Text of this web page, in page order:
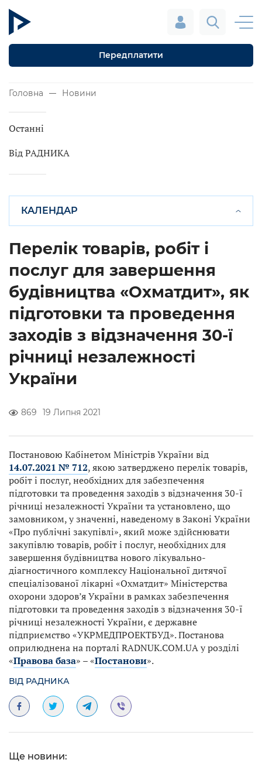
Передплатити
Головна Новини
Останні
Від РАДНИКА
КАЛЕНДАР
Перелік товарів, робіт і
послуг для завершення
будівництва «Охматдит», як
підготовки та проведення
заходів з відзначення 30-ї
річниці незалежності
України
869 19 Липня 2021
Постановою Кабінетом Міністрів України від
14.07.2021 № 712, якою затверджено перелік товарів,
робіт і послуг, необхідних для забезпечення
підготовки та проведення заходів з відзначення 30-ї
річниці незалежності України та установлено, що
замовником, у значенні, наведеному в Законі України
«Про публічні закупівлі», який може здійснювати
закупівлю товарів, робіт і послуг, необхідних для
завершення будівництва нового лікувально-
діагностичного комплексу Національної дитячої
спеціалізованої лікарні «Охматдит» Міністерства
охорони здоров’я України в рамках забезпечення
підготовки та проведення заходів з відзначення 30-ї
річниці незалежності України, є державне
підприємство «УКРМЕДПРОЕКТБУД». Постанова
оприлюднена на порталі RADNUK.COM.UA у розділі
«Правова база» – «Постанови».
ВІД РАДНИКА
Ще новини: